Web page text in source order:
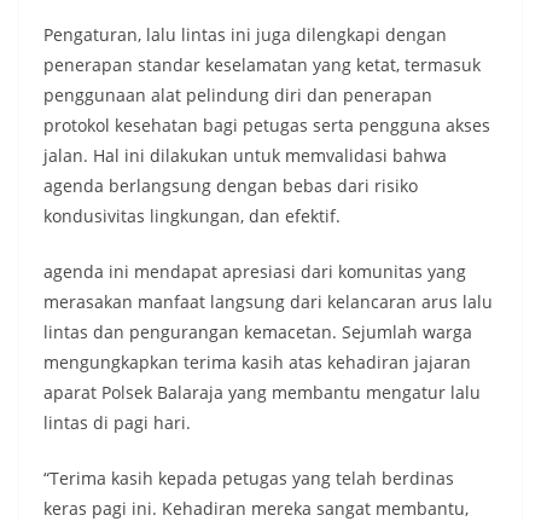
Pengaturan, lalu lintas ini juga dilengkapi dengan
penerapan standar keselamatan yang ketat, termasuk
penggunaan alat pelindung diri dan penerapan
protokol kesehatan bagi petugas serta pengguna akses
jalan. Hal ini dilakukan untuk memvalidasi bahwa
agenda berlangsung dengan bebas dari risiko
kondusivitas lingkungan, dan efektif.
agenda ini mendapat apresiasi dari komunitas yang
merasakan manfaat langsung dari kelancaran arus lalu
lintas dan pengurangan kemacetan. Sejumlah warga
mengungkapkan terima kasih atas kehadiran jajaran
aparat Polsek Balaraja yang membantu mengatur lalu
lintas di pagi hari.
“Terima kasih kepada petugas yang telah berdinas
keras pagi ini. Kehadiran mereka sangat membantu,